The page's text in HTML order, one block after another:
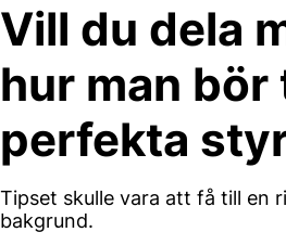
Vill du dela
hur man
perfekta
Tipset skulle vara att få till en
bakgrund.